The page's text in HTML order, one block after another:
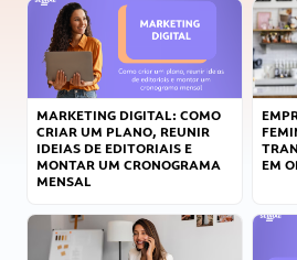
MARKETING DIGITAL: COMO
CRIAR UM PLANO, REUNIR
IDEIAS DE EDITORIAIS E
MONTAR UM CRONOGRAMA
MENSAL
EM